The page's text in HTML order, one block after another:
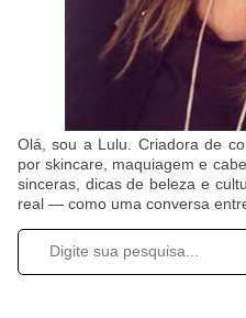
Olá, sou a Lulu. Criadora de
por skincare, maquiagem e
sinceras, dicas de beleza e
real — como uma conversa